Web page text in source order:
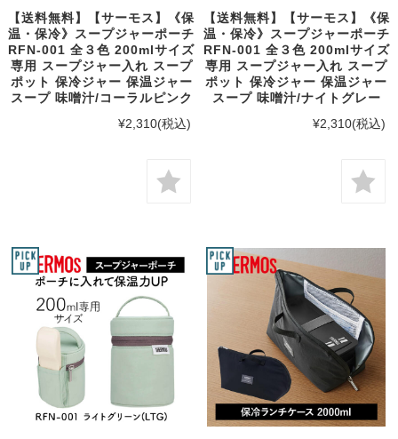
【送料無料】【サーモス】《保
温・保冷》スープジャーポーチ
RFN-001 全３色 200mlサイズ
専用 スープジャー入れ スープ
ポット 保冷ジャー 保温ジャー
スープ 味噌汁/コーラルピンク
¥2,310(税込)
【送料無料】【サーモス】《保
温・保冷》スープジャーポーチ
RFN-001 全３色 200mlサイズ
専用 スープジャー入れ スープ
ポット 保冷ジャー 保温ジャー
スープ 味噌汁/ナイトグレー
¥2,310(税込)